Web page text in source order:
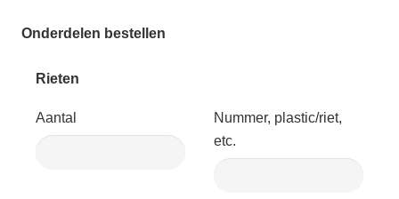
Onderdelen bestellen
Rieten
Aantal
Nummer, plastic/riet,
etc.